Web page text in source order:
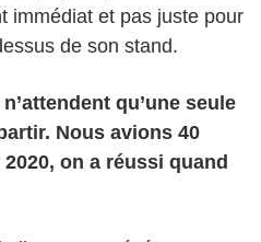
immédiat et pas juste pour
de son stand.
qu’une seule
Nous avions 40
on a réussi quand